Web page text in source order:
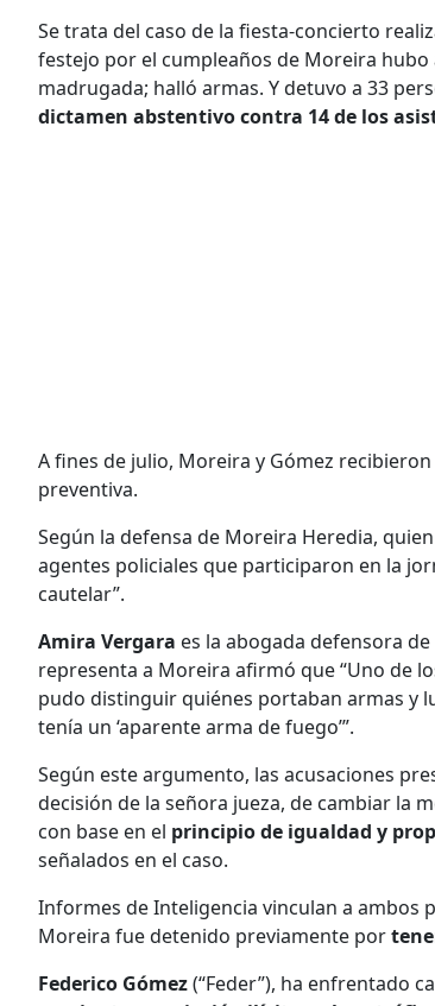
Se trata del caso de la fiesta-concierto
festejo por el cumpleaños de Moreira
madrugada; halló armas. Y detuvo a 33
dictamen abstentivo contra 14 de los
A fines de julio, Moreira y Gómez recibieron
preventiva.
Según la defensa de Moreira Heredia,
agentes policiales que participaron en la
cautelar”.
Amira Vergara es la abogada defensora
representa a Moreira afirmó que “Uno de
pudo distinguir quiénes portaban armas y
tenía un ‘aparente arma de fuego’”.
Según este argumento, las acusaciones
decisión de la señora jueza, de cambiar la
con base en el principio de igualdad y
señalados en el caso.
Informes de Inteligencia vinculan a ambos
Moreira fue detenido previamente por
Federico Gómez(“Feder”), ha enfrentado